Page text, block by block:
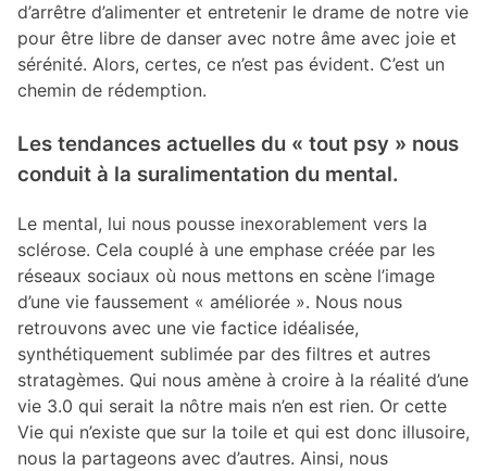
d’arrêtre d’alimenter et entretenir le drame de notre vie
pour être libre de danser avec notre âme avec joie et
sérénité. Alors, certes, ce n’est pas évident. C’est un
chemin de rédemption.
Les tendances actuelles du « tout psy » nous
conduit à la suralimentation du mental.
Le mental, lui nous pousse inexorablement vers la
sclérose. Cela couplé à une emphase créée par les
réseaux sociaux où nous mettons en scène l’image
d’une vie faussement « améliorée ». Nous nous
retrouvons avec une vie factice idéalisée,
synthétiquement sublimée par des filtres et autres
stratagèmes. Qui nous amène à croire à la réalité d’une
vie 3.0 qui serait la nôtre mais n’en est rien. Or cette
Vie qui n’existe que sur la toile et qui est donc illusoire,
nous la partageons avec d’autres. Ainsi, nous